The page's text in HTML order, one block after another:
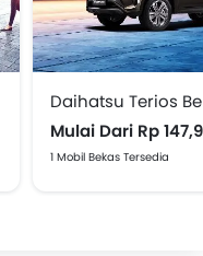
Daihatsu Terios
Mulai Dari Rp
1 Mobil Bekas Tersedia